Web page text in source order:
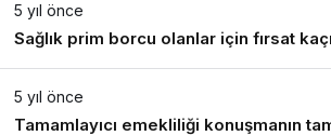
5 yıl önce
Sağlık prim borcu olanlar için fırsat
5 yıl önce
Tamamlayıcı emekliliği konuşmanın